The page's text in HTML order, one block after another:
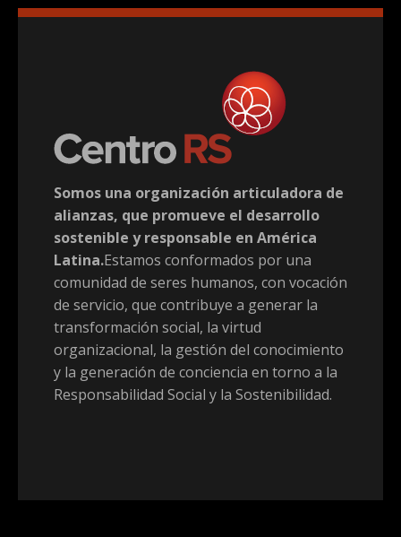
Somos una organización articuladora de
alianzas, que promueve el desarrollo
sostenible y responsable en América
Latina.Estamos conformados por una
comunidad de seres humanos, con vocación
de servicio, que contribuye a generar la
transformación social, la virtud
organizacional, la gestión del conocimiento
y la generación de conciencia en torno a la
Responsabilidad Social y la Sostenibilidad.